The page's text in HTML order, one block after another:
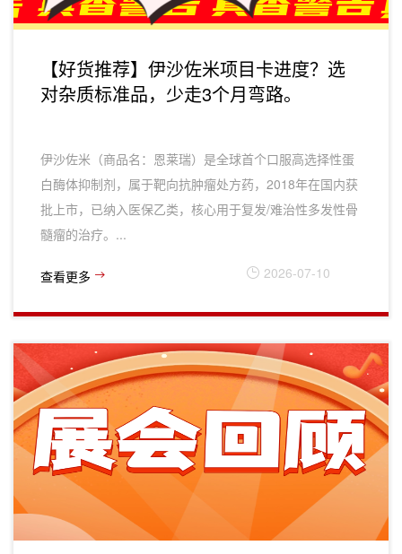
【好货推荐】伊沙佐米项目卡进度？选
对杂质标准品，少走3个月弯路。
伊沙佐米（商品名：恩莱瑞）是全球首个口服高选择性蛋
白酶体抑制剂，属于靶向抗肿瘤处方药，2018年在国内获
批上市，已纳入医保乙类，核心用于‌复发/难治性多发性骨
髓瘤‌的治疗。...
查看更多 2026-07-10